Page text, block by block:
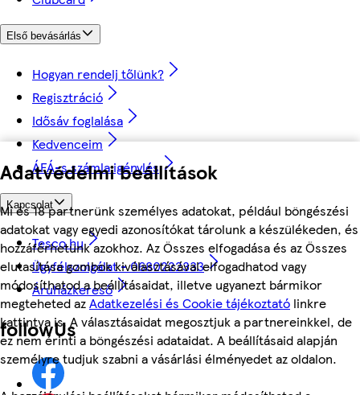
Adatvédelmi beállítások
Mi és 18 partnerünk személyes adatokat, például böngészési
adatokat vagy egyedi azonosítókat tárolunk a készülékeden, és
hozzáférhetünk azokhoz. Az Összes elfogadása és az Összes
elutasítása gombok kiválasztásával elfogadhatod vagy
módosíthatod a beállításaidat, illetve ugyanezt bármikor
megteheted azAdatkezelési és Cookie tájékoztató linkre
kattintva is. A választásaidat megosztjuk a partnereinkkel, de
ez nem érinti a böngészési adataidat. A beállításaid alapján
személyre tudjuk szabni a vásárlási élményedet az oldalon.
Első bevásárlás
Hogyan rendelj tőlünk?
Regisztráció
Idősáv foglalása
Kedvenceim
ÁFÁ-s számla igénylés
Kapcsolat
Tesco.hu
Ügyfélszolgálat - 0680222333
Áruházkereső
followUs